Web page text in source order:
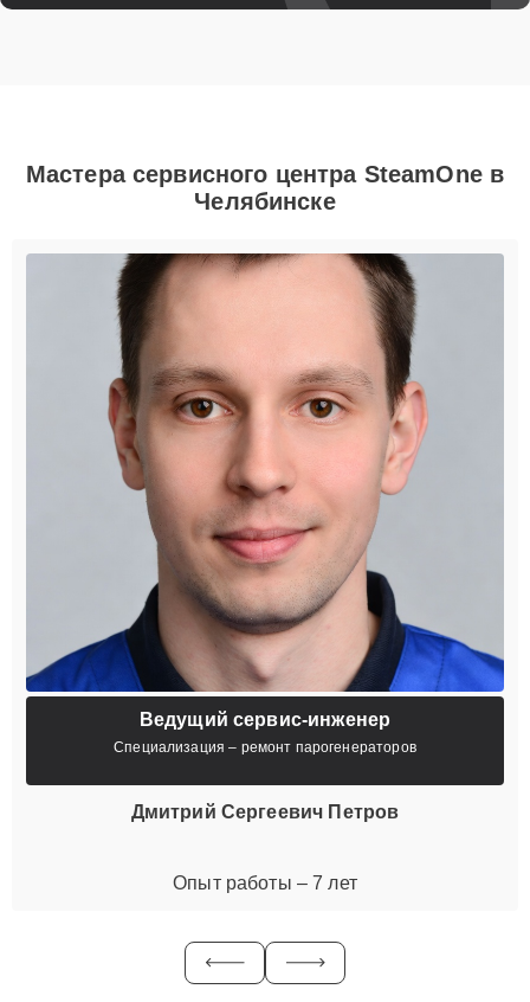
Мастера сервисного центра SteamOne в
Челябинске
Ведущий сервис-инженер
Специализация – ремонт парогенераторов
Дмитрий Сергеевич Петров
Опыт работы – 7 лет